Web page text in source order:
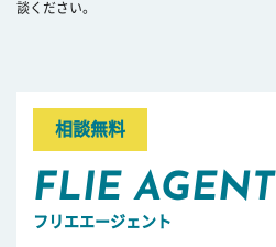
談ください。
相談無料
FLIE AGENT
フリエエージェント